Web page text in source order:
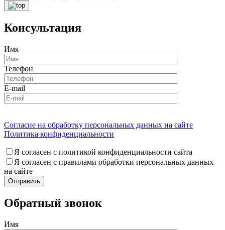
Консультация
Имя
Телефон
E-mail
Согласие на обработку персональных данных на сайте
Политика конфиденциальности
Я согласен с политикой конфиденциальности сайта
Я согласен с правилами обработки персональных данных
на сайте
Обратный звонок
Имя